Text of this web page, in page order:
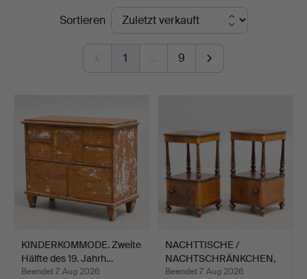
EndpreiseSortieren
1 … 9
KINDERKOMMODE. Zweite
Hälfte des 19. Jahrh…
Beendet 7. Aug 2026
NACHTTISCHE /
NACHTSCHRÄNKCHEN,
ein Paar, …
Beendet 7. Aug 2026